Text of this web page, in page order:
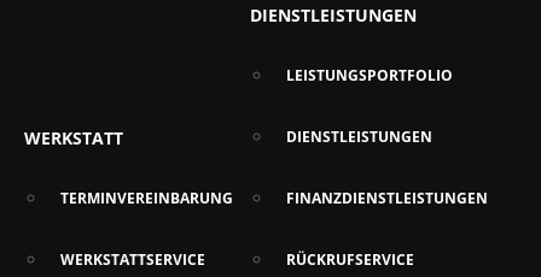
WERKSTATT
TERMINVEREINBARUNG
WERKSTATTSERVICE
DIENSTLEISTUNGEN
LEISTUNGSPORTFOLIO
DIENSTLEISTUNGEN
FINANZDIENSTLEISTUNGEN
RÜCKRUFSERVICE